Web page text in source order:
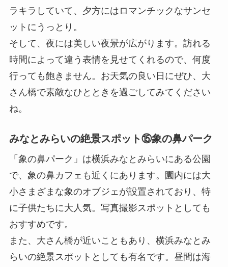
ラキラしていて、夕方にはロマンチックなサンセ
ットにうっとり。
そして、夜には美しい夜景が広がります。訪れる
時間によって違う表情を見せてくれるので、何度
行っても飽きません。お天気の良い日にぜひ、大
さん橋で素敵なひとときを過ごしてみてください
ね。
みなとみらいの絶景スポット⑮象の鼻パーク
「象の鼻パーク」は横浜みなとみらいにある公園
で、象の鼻カフェも近くにあります。園内には大
小さまざまな象のオブジェが設置されており、特
に子供たちに大人気。写真撮影スポットとしても
おすすめです。
また、大さん橋が近いこともあり、横浜みなとみ
らいの絶景スポットとしても有名です。昼間は海